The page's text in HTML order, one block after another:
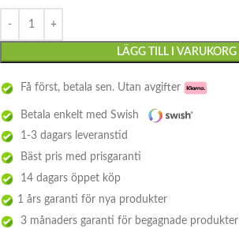
LÄGG TILL I VARUKORG
Få först, betala sen. Utan avgifter
Betala enkelt med Swish
1-3 dagars leveranstid
Bäst pris med prisgaranti
14 dagars öppet köp
1 års garanti för nya produkter
3 månaders garanti för begagnade produkter